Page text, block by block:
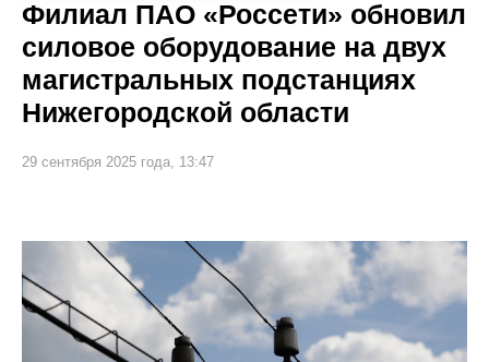
Филиал ПАО «Россети» обновил
силовое оборудование на двух
магистральных подстанциях
Нижегородской области
29 сентября 2025 года, 13:47